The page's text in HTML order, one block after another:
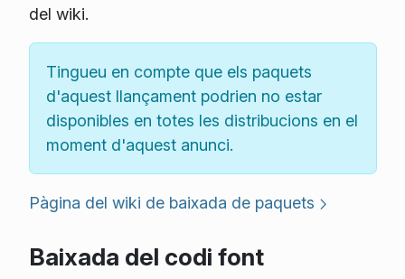
del wiki.
Tingueu en compte que els paquets
d'aquest llançament podrien no estar
disponibles en totes les distribucions en el
moment d'aquest anunci.
Pàgina del wiki de baixada de paquets
Baixada del codi font